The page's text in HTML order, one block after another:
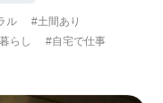
ル
#土間あり
らし
#自宅で仕事